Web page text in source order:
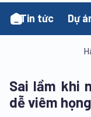
Tin tức Dự
Sai lầm khi
dễ viêm họng